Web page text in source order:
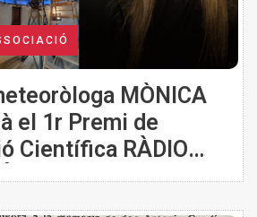
MÒNICA
el 1r Premi de
Científica RÀDIO
MEMORIAL